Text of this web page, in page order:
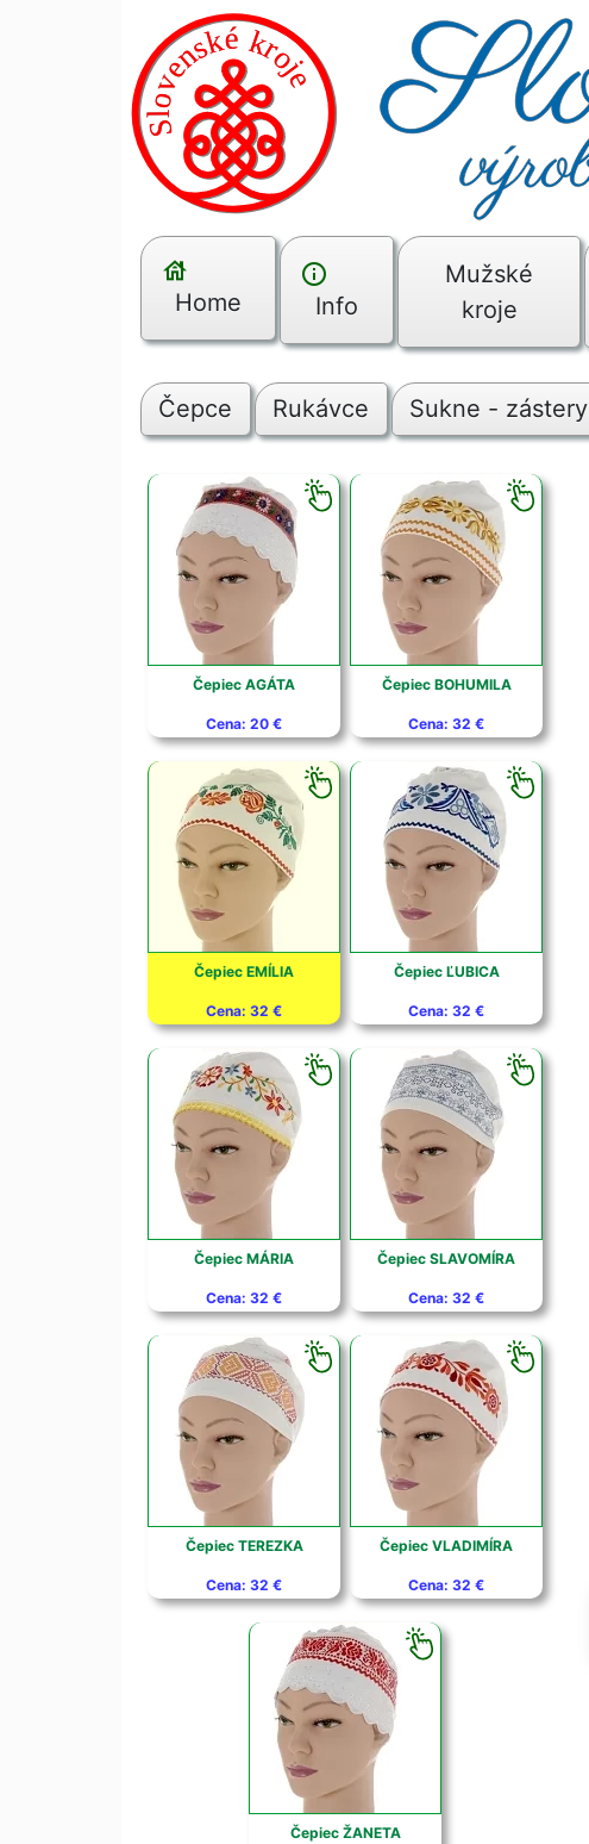
Home Info
Mužské
kroje
Čepce Rukávce Sukne - zástery
Čepiec AGÁTA
Cena: 20 €
Čepiec BOHUMILA
Cena: 32 €
Čepiec EMÍLIA
Cena: 32 €
Čepiec ĽUBICA
Cena: 32 €
Čepiec MÁRIA
Cena: 32 €
Čepiec SLAVOMÍRA
Cena: 32 €
Čepiec TEREZKA
Cena: 32 €
Čepiec VLADIMÍRA
Cena: 32 €
Čepiec ŽANETA